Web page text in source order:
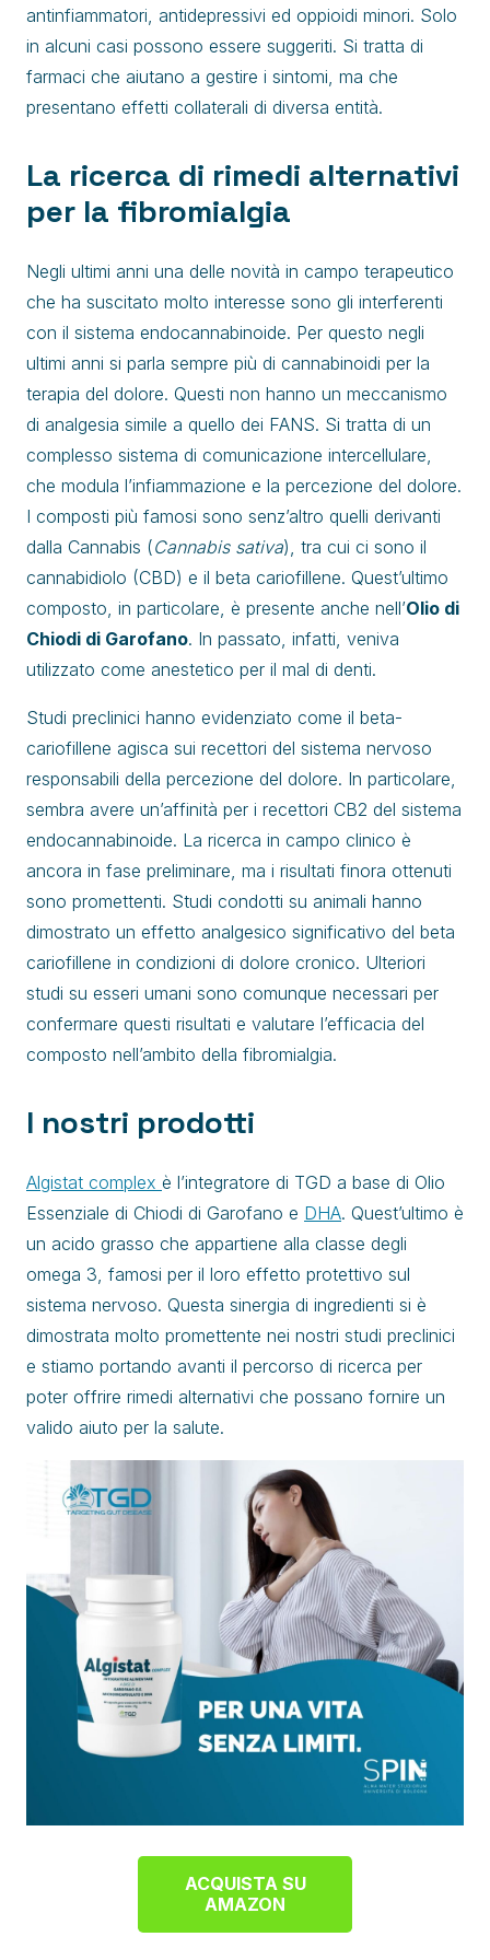
antinfiammatori, antidepressivi ed oppioidi minori. Solo
in alcuni casi possono essere suggeriti. Si tratta di
farmaci che aiutano a gestire i sintomi, ma che
presentano effetti collaterali di diversa entità.
La ricerca di rimedi alternativi
per la fibromialgia
Negli ultimi anni una delle novità in campo terapeutico
che ha suscitato molto interesse sono gli interferenti
con il sistema endocannabinoide. Per questo negli
ultimi anni si parla sempre più di cannabinoidi per la
terapia del dolore. Questi non hanno un meccanismo
di analgesia simile a quello dei FANS. Si tratta di un
complesso sistema di comunicazione intercellulare,
che modula l’infiammazione e la percezione del dolore.
I composti più famosi sono senz’altro quelli derivanti
dalla Cannabis (Cannabis sativa), tra cui ci sono il
cannabidiolo (CBD) e il beta cariofillene. Quest’ultimo
composto, in particolare, è presente anche nell’Olio di
Chiodi di Garofano. In passato, infatti, veniva
utilizzato come anestetico per il mal di denti.
Studi preclinici hanno evidenziato come il beta-
cariofillene agisca sui recettori del sistema nervoso
responsabili della percezione del dolore. In particolare,
sembra avere un’affinità per i recettori CB2 del sistema
endocannabinoide. La ricerca in campo clinico è
ancora in fase preliminare, ma i risultati finora ottenuti
sono promettenti. Studi condotti su animali hanno
dimostrato un effetto analgesico significativo del beta
cariofillene in condizioni di dolore cronico. Ulteriori
studi su esseri umani sono comunque necessari per
confermare questi risultati e valutare l’efficacia del
composto nell’ambito della fibromialgia.
I nostri prodotti
Algistat complex è l’integratore di TGD a base di Olio
Essenziale di Chiodi di Garofano e DHA. Quest’ultimo è
un acido grasso che appartiene alla classe degli
omega 3, famosi per il loro effetto protettivo sul
sistema nervoso. Questa sinergia di ingredienti si è
dimostrata molto promettente nei nostri studi preclinici
e stiamo portando avanti il percorso di ricerca per
poter offrire rimedi alternativi che possano fornire un
valido aiuto per la salute.
ACQUISTA SU
AMAZON